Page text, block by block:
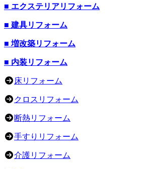
■ エクステリアリフォーム
■ 建具リフォーム
■ 増改築リフォーム
■ 内装リフォーム
床リフォーム
クロスリフォーム
断熱リフォーム
手すりリフォーム
介護リフォーム